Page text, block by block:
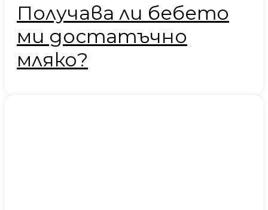
Получава ли бебето
ми достатъчно
мляко?